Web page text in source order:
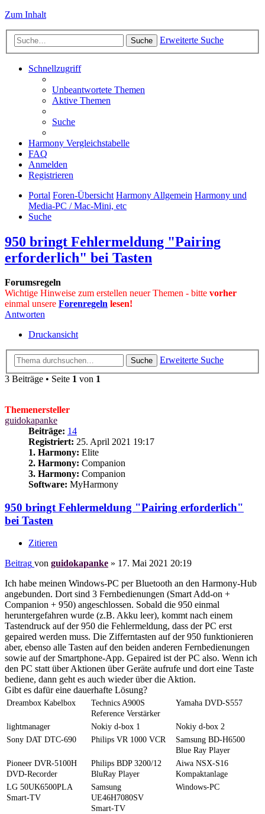
Zum Inhalt
Suche Erweiterte Suche
Schnellzugriff
Unbeantwortete Themen
Aktive Themen
Suche
Harmony Vergleichstabelle
FAQ
Anmelden
Registrieren
Portal Foren-Übersicht Harmony Allgemein Harmony und
Media-PC / Mac-Mini, etc
Suche
950 bringt Fehlermeldung "Pairing
erforderlich" bei Tasten
Forumsregeln
Wichtige Hinweise zum erstellen neuer Themen - bitte vorher
einmal unsere Forenregeln lesen!
Antworten
Druckansicht
Suche
Erweiterte Suche
3 Beiträge • Seite 1 von 1
Themenersteller
guidokapanke
Beiträge: 14
Registriert: 25. April 2021 19:17
1. Harmony: Elite
2. Harmony: Companion
3. Harmony: Companion
Software: MyHarmony
950 bringt Fehlermeldung "Pairing erforderlich"
bei Tasten
Zitieren
Beitrag von guidokapanke » 17. Mai 2021 20:19
Ich habe meinen Windows-PC per Bluetooth an den Harmony-Hub
angebunden. Dort sind 3 Fernbedienungen (Smart Add-on +
Companion + 950) angeschlossen. Sobald die 950 einmal
heruntergefahren wurde (z.B. Akku leer), kommt nach einem
Tastendruck auf der 950 die Fehlermeldung, dass der PC erst
gepaired werden muss. Die Zifferntasten auf der 950 funktionieren
aber, ebenso alle Tasten auf den beiden anderen Fernbedienungen
sowie auf der Smartphone-App. Gepaired ist der PC also. Wenn ich
den PC statt über Aktionen über Geräte aufrufe und dort eine Taste
bediene, dann geht es auch wieder über die Aktion.
Gibt es dafür eine dauerhafte Lösung?
Dreambox Kabelbox
Technics A900S
Reference Verstärker
Yamaha DVD-S557
lightmanager Nokiy d-box 1
Nokiy d-box 2
Sony DAT DTC-690
Philips VR 1000 VCR
Samsung BD-H6500
Blue Ray Player
Pioneer DVR-5100H
DVD-Recorder
Philips BDP 3200/12
BluRay Player
Aiwa NSX-S16
Kompaktanlage
LG 50UK6500PLA
Smart-TV
Samsung
UE46H7080SV
Smart-TV
Windows-PC